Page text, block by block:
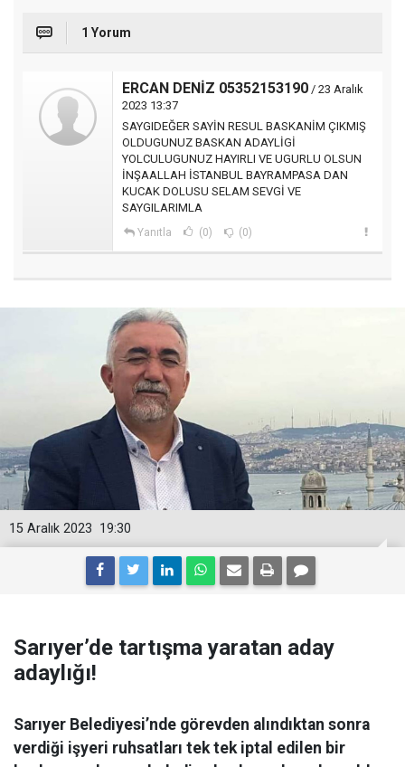
1 Yorum
ERCAN DENİZ 05352153190 / 23 Aralık
2023 13:37
SAYGIDEĞER SAYİN RESUL BASKANİM ÇIKMIŞ
OLDUGUNUZ BASKAN ADAYLİGİ
YOLCULUGUNUZ HAYIRLI VE UGURLU OLSUN
İNŞAALLAH İSTANBUL BAYRAMPASA DAN
KUCAK DOLUSU SELAM SEVGİ VE
SAYGILARIMLA
Yanıtla (0) (0)
19:30
15 Aralık 2023
Sarıyer’de tartışma yaratan aday
adaylığı!
Sarıyer Belediyesi’nde görevden alındıktan sonra
verdiği işyeri ruhsatları tek tek iptal edilen bir